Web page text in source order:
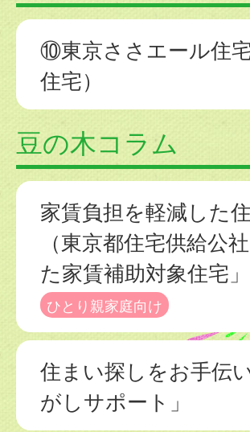
⑩東京ささエール住
住宅）
豆の木コラム
家賃負担を軽減した
（東京都住宅供給公
た家賃補助対象住宅」
ひとり親家庭向け
住まい探しをお手伝
がしサポート」